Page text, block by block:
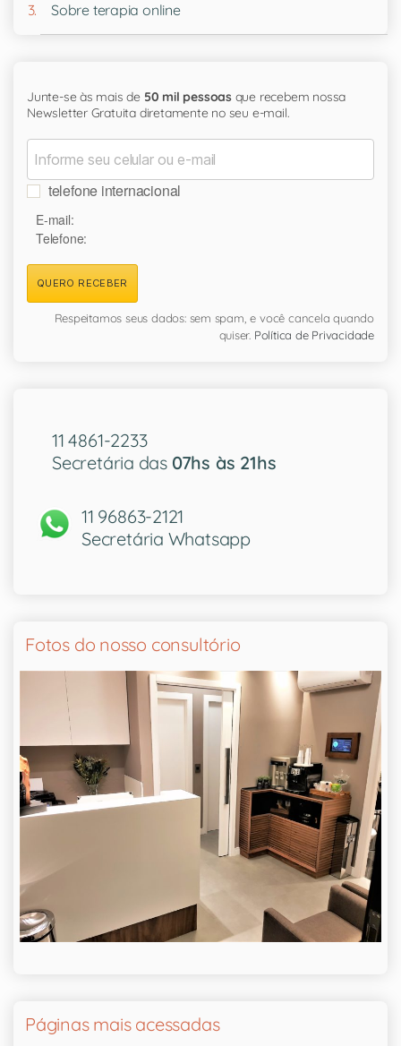
Sobre terapia online
Junte-se às mais de 50 mil pessoasque recebem nossa
Newsletter Gratuita diretamente no seu e-mail.
telefone internacional
E-mail:
Telefone:
QUERO RECEBER
Respeitamos seus dados: sem spam, e você cancela quando
quiser. Política de Privacidade
11 4861-2233
Secretária das 07hs às 21hs
11 96863-2121
Secretária Whatsapp
Fotos do nosso consultório
Páginas mais acessadas